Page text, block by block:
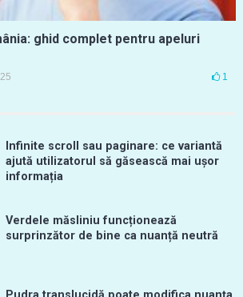
ghid complet pentru apeluri
1
Infinite scroll sau paginare: ce variantă
ajută utilizatorul să găsească mai ușor
informația
Verdele măsliniu funcționează
surprinzător de bine ca nuanță neutră